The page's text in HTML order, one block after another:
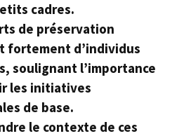
cadres.
de préservation
fortement d’individus
soulignant l’importance
les initiatives
de base.
le contexte de ces